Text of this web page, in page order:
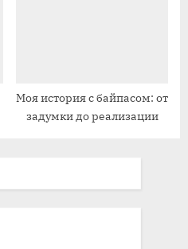
Моя история с байпасом: от
задумки до реализации